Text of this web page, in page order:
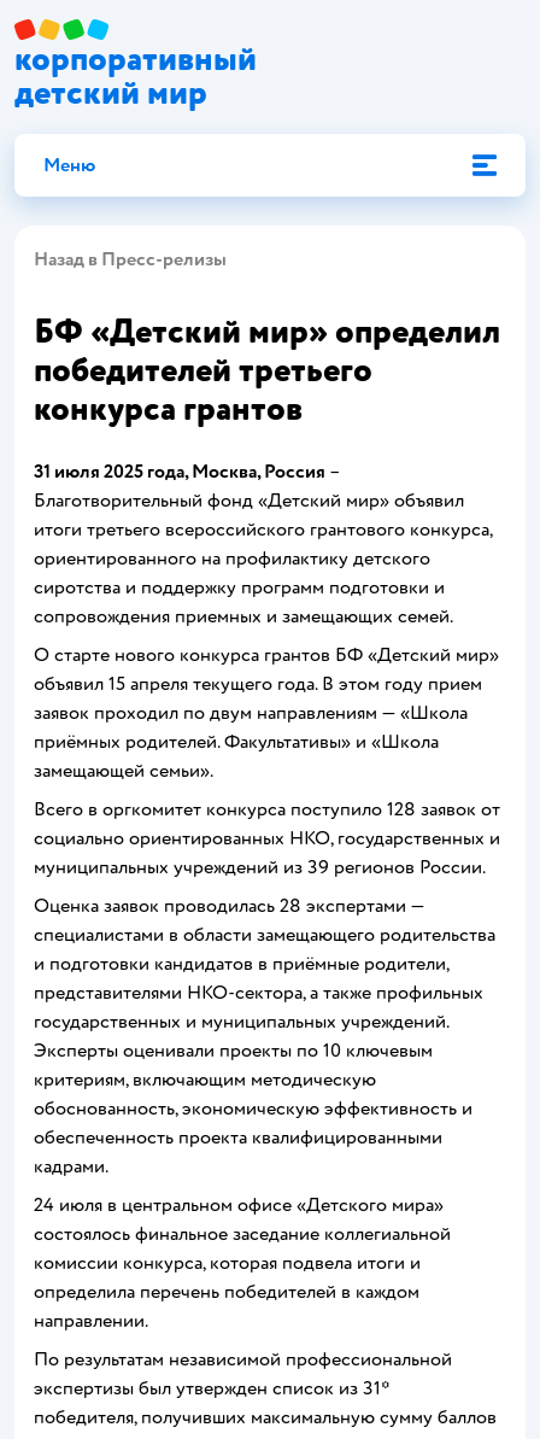
корпоративный
детский мир
Меню
Назад в Пресс-релизы
БФ «Детский мир» определил
победителей третьего
конкурса грантов
31 июля 2025 года, Москва, Россия –
Благотворительный фонд «Детский мир» объявил
итоги третьего всероссийского грантового конкурса,
ориентированного на профилактику детского
сиротства и поддержку программ подготовки и
сопровождения приемных и замещающих семей.
О старте нового конкурса грантов БФ «Детский мир»
объявил 15 апреля текущего года. В этом году прием
заявок проходил по двум направлениям — «Школа
приёмных родителей. Факультативы» и «Школа
замещающей семьи».
Всего в оргкомитет конкурса поступило 128 заявок от
социально ориентированных НКО, государственных и
муниципальных учреждений из 39 регионов России.
Оценка заявок проводилась 28 экспертами —
специалистами в области замещающего родительства
и подготовки кандидатов в приёмные родители,
представителями НКО-сектора, а также профильных
государственных и муниципальных учреждений.
Эксперты оценивали проекты по 10 ключевым
критериям, включающим методическую
обоснованность, экономическую эффективность и
обеспеченность проекта квалифицированными
кадрами.
24 июля в центральном офисе «Детского мира»
состоялось финальное заседание коллегиальной
комиссии конкурса, которая подвела итоги и
определила перечень победителей в каждом
направлении.
По результатам независимой профессиональной
экспертизы был утвержден список из 31*
победителя, получивших максимальную сумму баллов